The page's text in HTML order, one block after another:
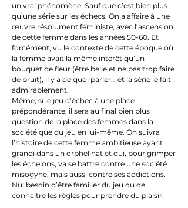
un vrai phénomène. Sauf que c’est bien plus
qu’une série sur les échecs. On a affaire à une
œuvre résolument féministe, avec l’ascension
de cette femme dans les années 50-60. Et
forcément, vu le contexte de cette époque où
la femme avait la même intérêt qu’un
bouquet de fleur (être belle et ne pas trop faire
de bruit), il y a de quoi parler… et la série le fait
admirablement.
Même, si le jeu d’échec à une place
prépondérante, il sera au final bien plus
question de la place des femmes dans la
société que du jeu en lui-même. On suivra
l’histoire de cette femme ambitieuse ayant
grandi dans un orphelinat et qui, pour grimper
les échelons, va se battre contre une société
misogyne, mais aussi contre ses addictions.
Nul besoin d’être familier du jeu ou de
connaitre les règles pour prendre du plaisir.